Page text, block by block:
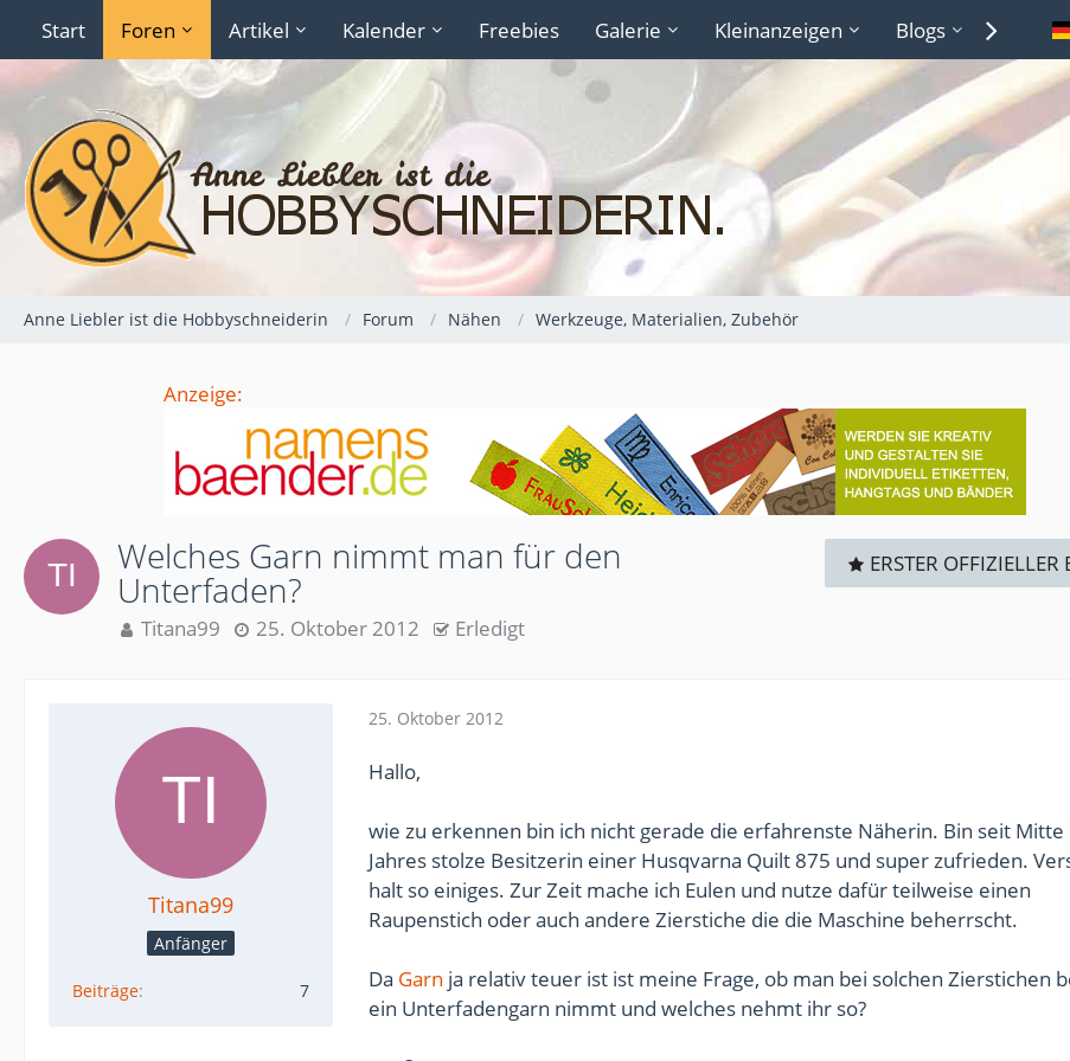
Start Foren Artikel Kalender Freebies Galerie Kleinanzeigen Blogs Lexikon
Anne Liebler ist die Hobbyschneiderin Forum Nähen Werkzeuge, Materialien, Zubehör
Anzeige:
Welches Garn nimmt man für den
Unterfaden?
Titana99 25. Oktober 2012 Erledigt
ERSTER OFFIZIELLER
Titana99
Anfänger
Beiträge 7
25. Oktober 2012
Hallo,
wie zu erkennen bin ich nicht gerade die erfahrenste Näherin. Bin seit Mitte
Jahres stolze Besitzerin einer Husqvarna Quilt 875 und super zufrieden.
halt so einiges. Zur Zeit mache ich Eulen und nutze dafür teilweise einen
Raupenstich oder auch andere Zierstiche die die Maschine beherrscht.
Da Garn ja relativ teuer ist ist meine Frage, ob man bei solchen Zierstichen
ein Unterfadengarn nimmt und welches nehmt ihr so?